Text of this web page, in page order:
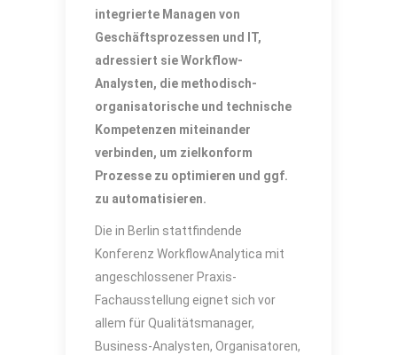
integrierte Managen von
Geschäftsprozessen und IT,
adressiert sie Workflow-
Analysten, die methodisch-
organisatorische und technische
Kompetenzen miteinander
verbinden, um zielkonform
Prozesse zu optimieren und ggf.
zu automatisieren.
Die in Berlin stattfindende
Konferenz WorkflowAnalytica mit
angeschlossener Praxis-
Fachausstellung eignet sich vor
allem für Qualitätsmanager,
Business-Analysten, Organisatoren,